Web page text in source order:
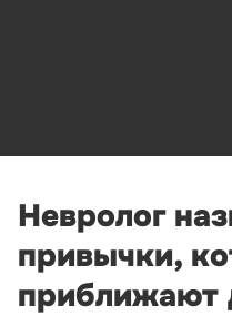
Невролог
привычки,
приближают